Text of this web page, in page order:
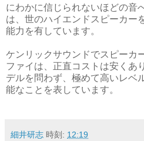
にわかに信じられないほどの音
は、世のハイエンドスピーカー
能力を有しています。
ケンリックサウンドでスピーカ
ファイは、正直コストは安くあ
デルを問わず、極めて高いレベ
能なことを表しています。
細井研志 時刻: 12:19